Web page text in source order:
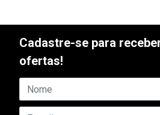
Cadastre-se para
ofertas!